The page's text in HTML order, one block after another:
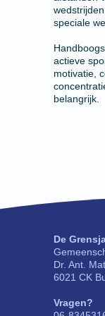
speciale
actieve
motivatie,
belangrijk.
De
Dr. Ant.
6021 CK
Vragen?